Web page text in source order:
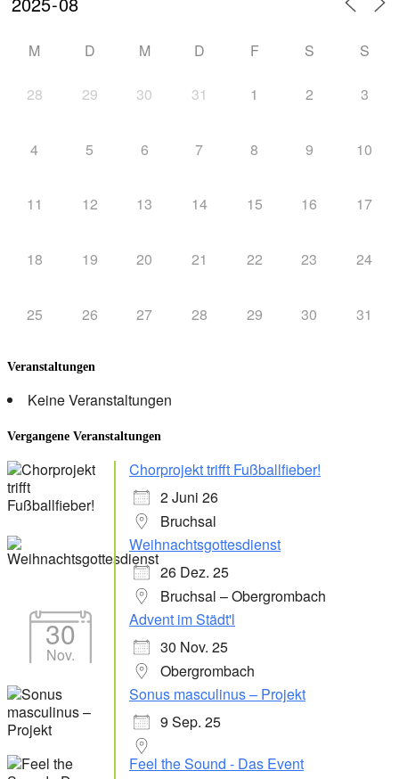
M D M D F S S
28 29 30 31 1 2 3
4 5 6 7 8 9 10
11 12 13 14 15 16 17
18 19 20 21 22 23 24
25 26 27 28 29 30 31
Veranstaltungen
Keine Veranstaltungen
Vergangene Veranstaltungen
Chorprojekt trifft Fußballfieber!
2 Juni 26
Bruchsal
Weihnachtsgottesdienst
26 Dez. 25
Bruchsal – Obergrombach
30
Nov.
Advent im Städt'l
30 Nov. 25
Obergrombach
Sonus masculinus – Projekt
9 Sep. 25
Feel the Sound - Das Event